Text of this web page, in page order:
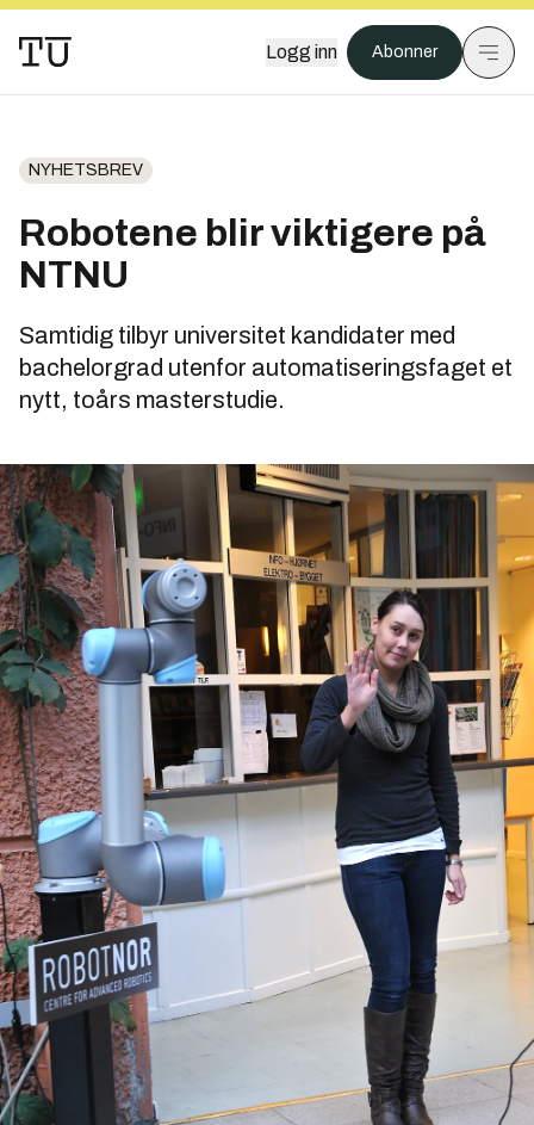
Logg inn Abonner
NYHETSBREV
Robotene blir viktigere på
NTNU
Samtidig tilbyr universitet kandidater med
bachelorgrad utenfor automatiseringsfaget et
nytt, toårs masterstudie.